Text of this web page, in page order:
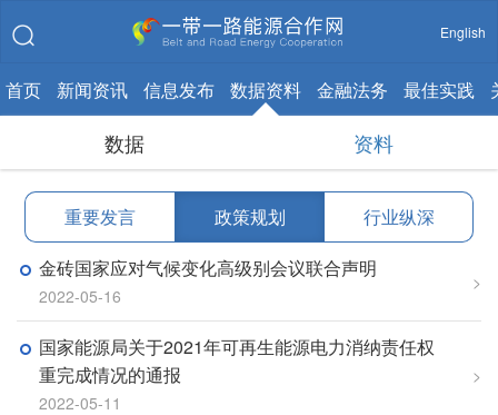
English
首页 新闻资讯 信息发布 数据资料 金融法务 最佳实践
数据 资料
重要发言 政策规划
行业纵深
金砖国家应对气候变化高级别会议联合声明
2022-05-16
>
国家能源局关于2021年可再生能源电力消纳责任权
重完成情况的通报
2022-05-11
>